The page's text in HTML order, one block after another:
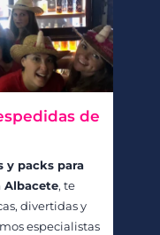
de
y packs para
Albacete, te
divertidas y
especialistas